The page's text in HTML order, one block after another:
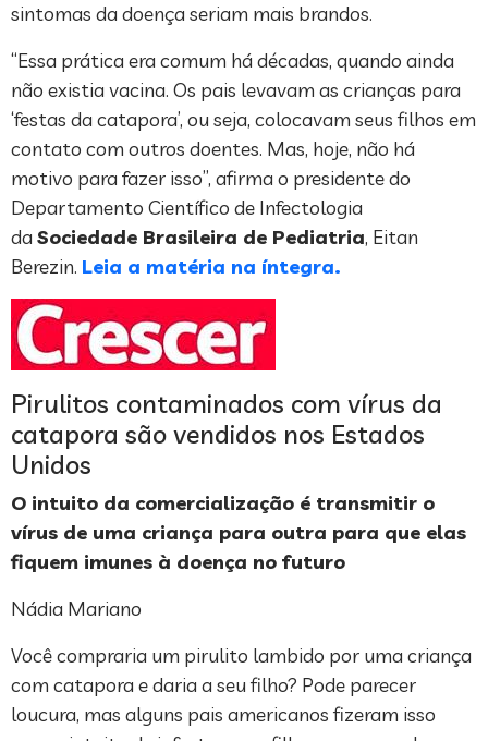
sintomas da doença seriam mais brandos.
“Essa prática era comum há décadas, quando ainda
não existia vacina. Os pais levavam as crianças para
‘festas da catapora’, ou seja, colocavam seus filhos em
contato com outros doentes. Mas, hoje, não há
motivo para fazer isso”, afirma o presidente do
Departamento Científico de Infectologia
da Sociedade Brasileira de Pediatria, Eitan
Berezin. Leia a matéria na íntegra.
Pirulitos contaminados com vírus da
catapora são vendidos nos Estados
Unidos
O intuito da comercialização é transmitir o
vírus de uma criança para outra para que elas
fiquem imunes à doença no futuro
Nádia Mariano
Você compraria um pirulito lambido por uma criança
com catapora e daria a seu filho? Pode parecer
loucura, mas alguns pais americanos fizeram isso